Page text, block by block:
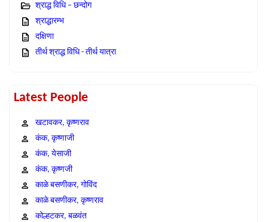
श्राद्ध विधि – छन्दोग
श्राद्धारम्भ
दक्षिणा
तीर्थ श्राद्ध विधि - तीर्थ यात्रा
Latest People
खटावकर, कृष्णराव
कंक, कृष्णाजी
कंक, येसाजी
कंक, कृष्णजी
काळे बसणीकर, गोविंद
काळे बसणीकर, कृष्णराव
कोल्हटकर, बळवंत